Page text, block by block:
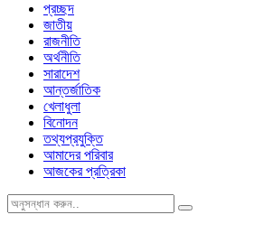
প্রচ্ছদ
জাতীয়
রাজনীতি
অর্থনীতি
সারাদেশ
আন্তর্জাতিক
খেলাধুলা
বিনোদন
তথ্যপ্রযুক্তি
আমাদের পরিবার
আজকের প্রত্রিকা